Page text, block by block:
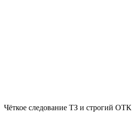
Чёткое следование ТЗ и строгий ОТК